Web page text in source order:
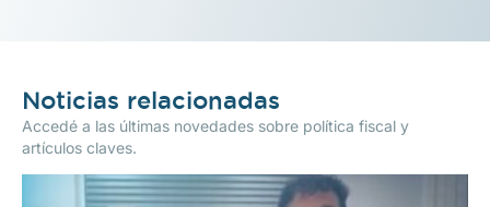
Noticias relacionadas
Accedé a las últimas novedades sobre política fiscal y
artículos claves.